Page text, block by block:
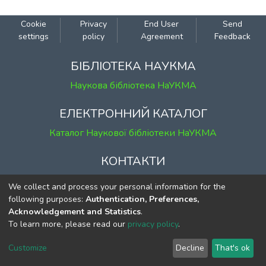
Cookie
settings
Privacy
policy
End User
Agreement
Send
Feedback
БІБЛІОТЕКА НАУКМА
Наукова бібліотека НаУКМА
ЕЛЕКТРОННИЙ КАТАЛОГ
Каталог Наукової бібліотеки НаУКМА
КОНТАКТИ
м. Київ, вул. Григорія Сковороди, 2
к. 1, к. 120
тел. (044) 463-69-31
ekmair@ukma.edu.ua
We collect and process your personal information for the
following purposes: Authentication, Preferences,
Acknowledgement and Statistics.
To learn more, please read our privacy policy.
Customize Decline That's ok